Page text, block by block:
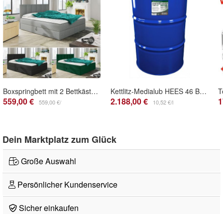
Boxspringbett mit 2 Bettkästen STAR, Doppelbett mit Bonell-Matratze und Topper, Bett
559,00 € 559,00 €/
Kettlitz-Medialub HEES 46 BIO-Hydrauliköl, vollgesättigte synthetische Ester- 208 L
2.188,00 € 10,52 €/l
Dein Marktplatz zum Glück
Große Auswahl
Persönlicher Kundenservice
Sicher einkaufen